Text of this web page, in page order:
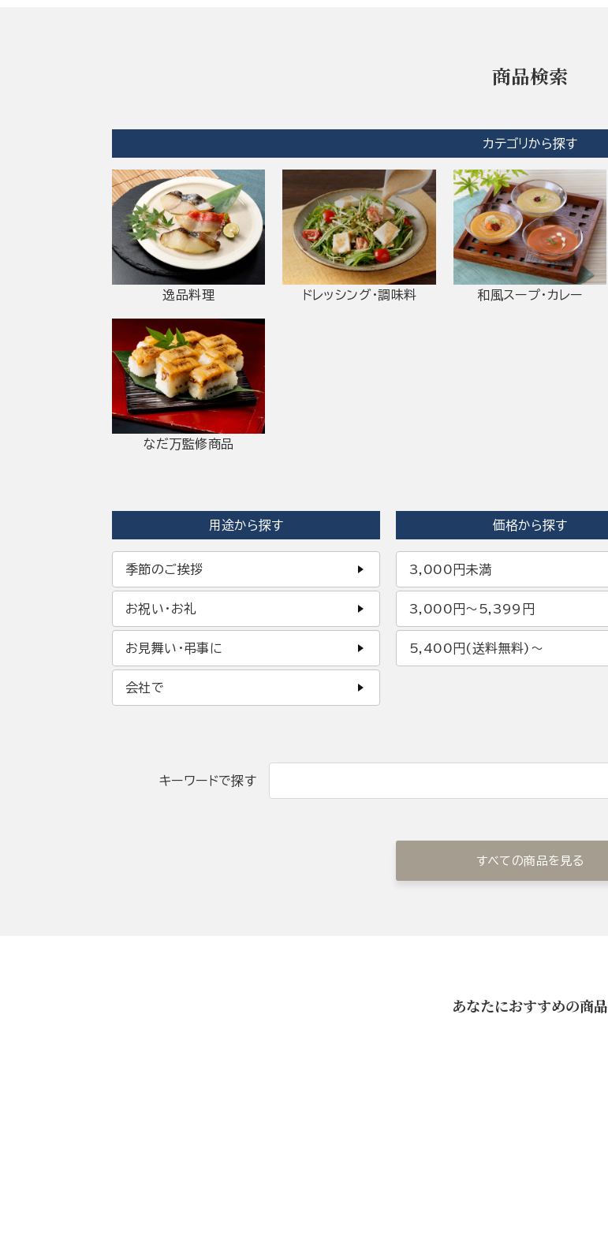
商品検索
カテゴリから探す
逸品料理 ドレッシング・調味料 和風スープ・カレー
なだ万監修商品
用途から探す
季節のご挨拶
お祝い・お礼
お見舞い・弔事に
会社で
価格から探す
3,000円未満
3,000円〜5,399円
5,400円(送料無料)〜
キーワードで探す
すべての商品を見る
あなたにおすすめの商品